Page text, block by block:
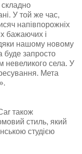
складно
У той же час,
напівпорожніх
бажаючих і
нашому новому
буде запросто
невеликого села. У
Мета
також
стиль, який
студією